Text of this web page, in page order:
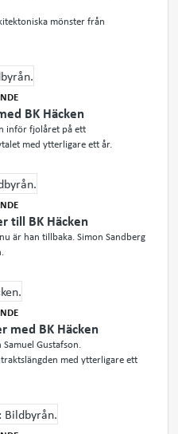
mönster från
BK Häcken
inför fjolåret på ett
med ytterligare ett år.
till BK Häcken
är han tillbaka. Simon Sandberg
med BK Häcken
Gustafson.
med ytterligare ett